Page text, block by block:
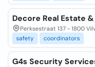
Decore Real Estate
Perksestraat 137 - 1800
safety
coordinators
G4s Security